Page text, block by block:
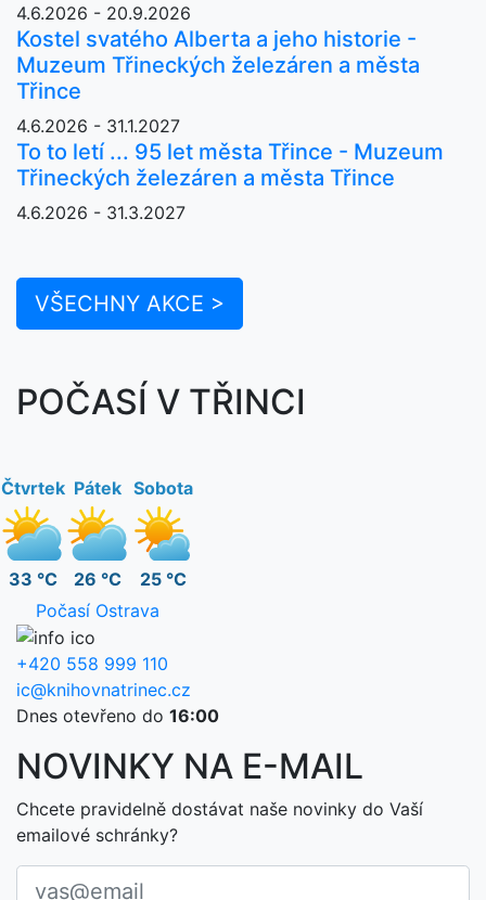
4.6.2026 - 20.9.2026
Kostel svatého Alberta a jeho historie -
Muzeum Třineckých železáren a města
Třince
4.6.2026 - 31.1.2027
To to letí ... 95 let města Třince - Muzeum
Třineckých železáren a města Třince
4.6.2026 - 31.3.2027
VŠECHNY AKCE >
POČASÍ V TŘINCI
Čtvrtek
33 °C
Pátek
26 °C
Sobota
25 °C
Počasí Ostrava
+420 558 999 110
ic@knihovnatrinec.cz
Dnes otevřeno do 16:00
NOVINKY NA E-MAIL
Chcete pravidelně dostávat naše novinky do Vaší
emailové schránky?